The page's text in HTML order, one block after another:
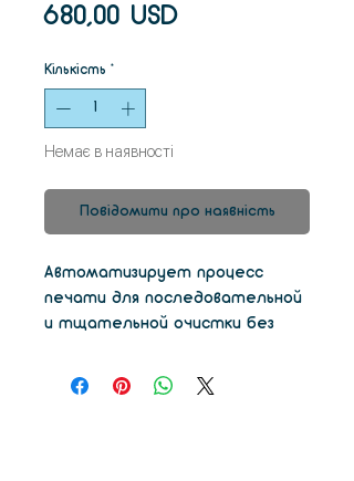
680,00 USDЦіна
Кількість *
Немає в наявності
Повідомити про наявність
Автоматизирует процесс
печати для последовательной
и тщательной очистки без
достать Ваши детальки из
спирта.